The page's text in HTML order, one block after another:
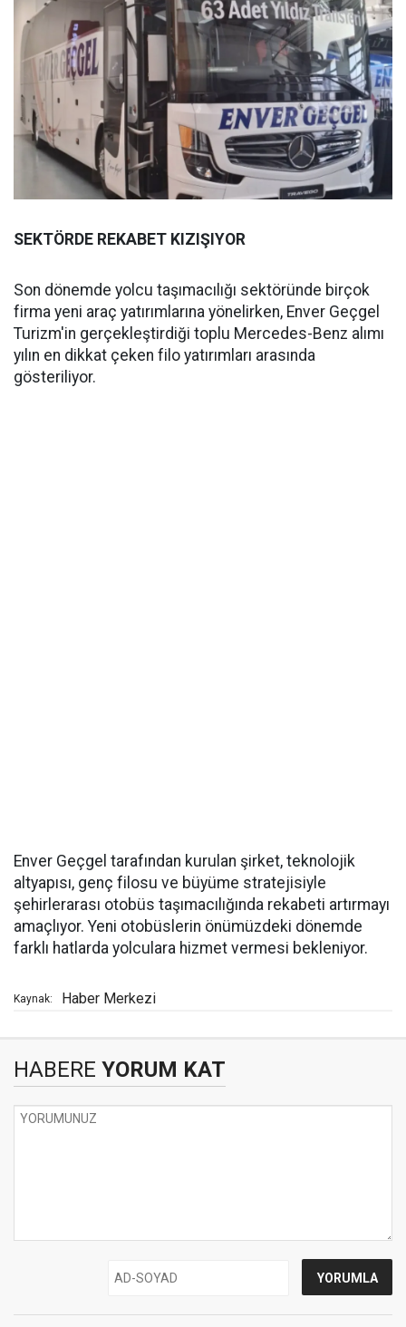
SEKTÖRDE REKABET KIZIŞIYOR
Son dönemde yolcu taşımacılığı sektöründe birçok
firma yeni araç yatırımlarına yönelirken, Enver Geçgel
Turizm'in gerçekleştirdiği toplu Mercedes-Benz alımı
yılın en dikkat çeken filo yatırımları arasında
gösteriliyor.
Enver Geçgel tarafından kurulan şirket, teknolojik
altyapısı, genç filosu ve büyüme stratejisiyle
şehirlerarası otobüs taşımacılığında rekabeti artırmayı
amaçlıyor. Yeni otobüslerin önümüzdeki dönemde
farklı hatlarda yolculara hizmet vermesi bekleniyor.
Kaynak: Haber Merkezi
HABERE YORUM KAT